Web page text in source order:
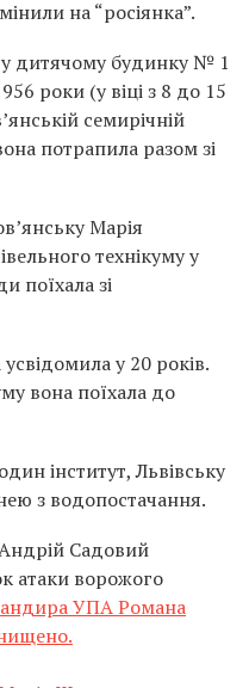
на “росіянка”.
дитячому будинку № 1
роки (у віці з 8 до 15
семирічній
потрапила разом зі
Марія
технікуму у
поїхала зі
у 20 років.
вона поїхала до
інститут, Львівську
з водопостачання.
Садовий
атаки ворожого
УПА Романа